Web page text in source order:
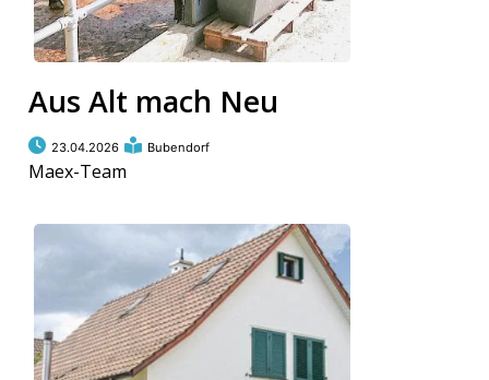
Aus Alt mach Neu
23.04.2026 Bubendorf
Maex-Team